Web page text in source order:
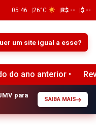
05:46 26°C R$ -- $ --
um site igual a esse?
Revo anuncia aquisição
para
SAIBA MAIS